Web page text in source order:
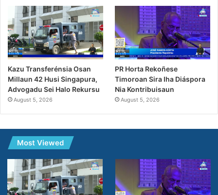
Kazu Transferénsia Osan
Millaun 42 Husi Singapura,
Advogadu Sei Halo Rekursu
August 5, 2026
PR Horta Rekoñese
Timoroan Sira Iha Diáspora
Nia Kontribuisaun
August 5, 2026
Most Viewed